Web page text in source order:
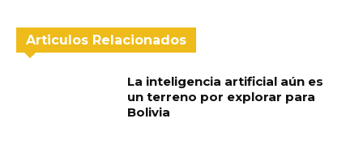
Articulos Relacionados
La inteligencia artificial aún es
un terreno por explorar para
Bolivia